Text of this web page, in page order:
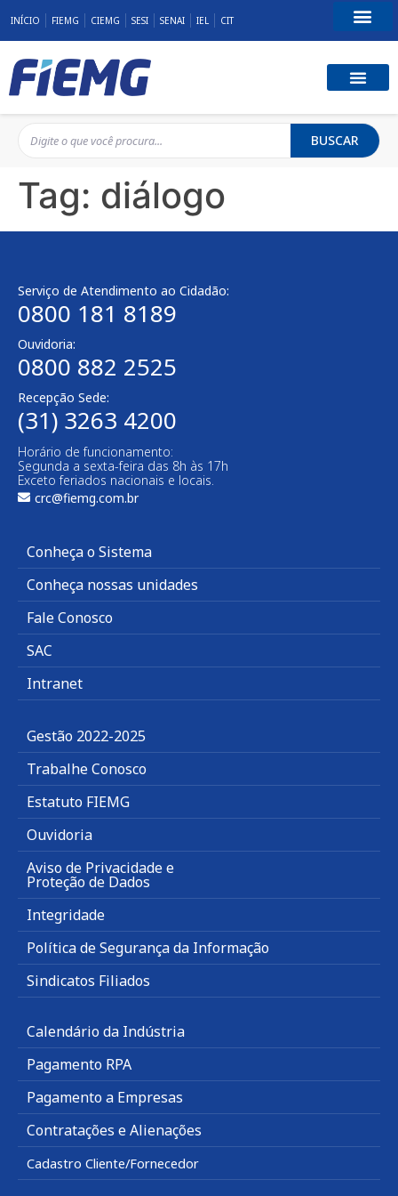
INÍCIO FIEMG CIEMG SESI SENAI IEL CIT
BUSCAR
Tag: diálogo
Serviço de Atendimento ao Cidadão:
0800 181 8189
Ouvidoria:
0800 882 2525
Recepção Sede:
(31) 3263 4200
Horário de funcionamento:
Segunda a sexta-feira das 8h às 17h
Exceto feriados nacionais e locais.
crc@fiemg.com.br
Conheça o Sistema
Conheça nossas unidades
Fale Conosco
SAC
Intranet
Gestão 2022-2025
Trabalhe Conosco
Estatuto FIEMG
Ouvidoria
Aviso de Privacidade e
Proteção de Dados
Integridade
Política de Segurança da Informação
Sindicatos Filiados
Calendário da Indústria
Pagamento RPA
Pagamento a Empresas
Contratações e Alienações
Cadastro Cliente/Fornecedor